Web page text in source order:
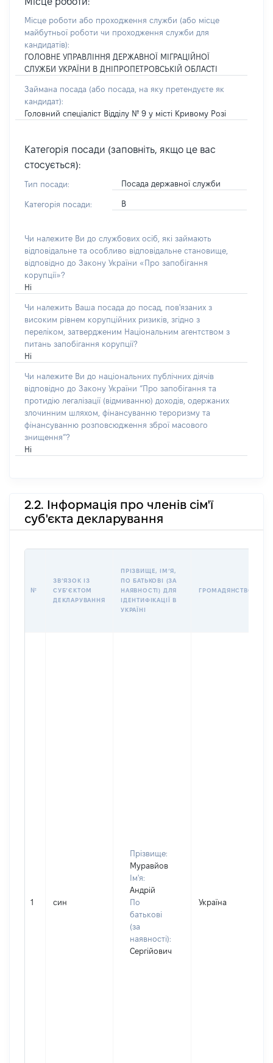
Місце роботи або проходження служби (або місце
майбутньої роботи чи проходження служби для
кандидатів):
ГОЛОВНЕ УПРАВЛІННЯ ДЕРЖАВНОЇ МІГРАЦІЙНОЇ
СЛУЖБИ УКРАЇНИ В ДНІПРОПЕТРОВСЬКІЙ ОБЛАСТІ
Займана посада (або посада, на яку претендуєте як
кандидат):
Головний спеціаліст Відділу № 9 у місті Кривому Розі
Категорія посади (заповніть, якщо це вас
стосується):
Тип посади: Посада державної служби
Категорія посади: В
Чи належите Ви до службових осіб, які займають
відповідальне та особливо відповідальне становище,
відповідно до Закону України «Про запобігання
корупції»?
Ні
Чи належить Ваша посада до посад, пов'язаних з
високим рівнем корупційних ризиків, згідно з
переліком, затвердженим Національним агентством з
питань запобігання корупції?
Ні
Чи належите Ви до національних публічних діячів
відповідно до Закону України “Про запобігання та
протидію легалізації (відмиванню) доходів, одержаних
злочинним шляхом, фінансуванню тероризму та
фінансуванню розповсюдження зброї масового
знищення”?
Ні
2.2. Інформація про членів сім'ї
суб'єкта декларування
№
ЗВʼЯЗОК ІЗ
СУБʼЄКТОМ
ДЕКЛАРУВАННЯ
ПРІЗВИЩЕ, ІМʼЯ,
ПО БАТЬКОВІ (ЗА
НАЯВНОСТІ) ДЛЯ
ІДЕНТИФІКАЦІЇ В
УКРАЇНІ
ГРОМАДЯНСТВО
1 син
Прізвище:
Муравйов
Ім'я:
Андрій
По
батькові
(за
наявності):
Сергійович
Україна